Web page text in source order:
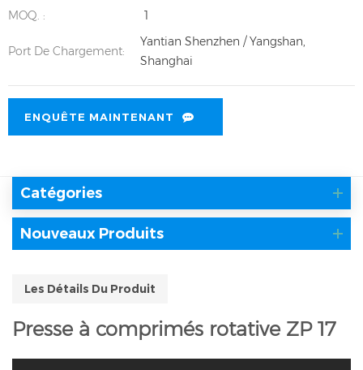
MOQ. :
1
Port De Chargement:
Yantian Shenzhen / Yangshan,
Shanghai
ENQUÊTE MAINTENANT
Catégories
Nouveaux Produits
Les Détails Du Produit
Presse à comprimés rotative ZP 17